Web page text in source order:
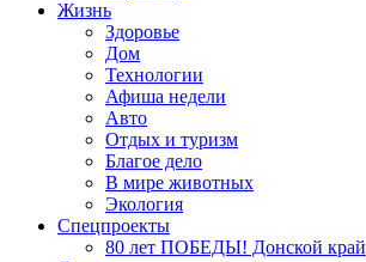
Жизнь
Здоровье
Дом
Технологии
Афиша недели
Авто
Отдых и туризм
Благое дело
В мире животных
Экология
Спецпроекты
80 лет ПОБЕДЫ! Донской край